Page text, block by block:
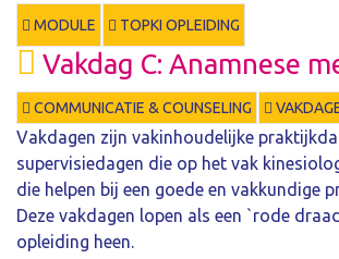
MODULE TOPKI OPLEIDING
Vakdag C: Anamnese
COMMUNICATIE & COUNSELING
Vakdagen zijn vakinhoudelijke
supervisiedagen die op het vak
die helpen bij een goede en vakkundige
Deze vakdagen lopen als een `rode
opleiding heen.